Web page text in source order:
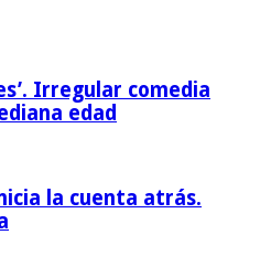
Irregular comedia
edad
la cuenta atrás.